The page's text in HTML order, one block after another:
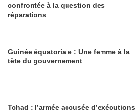
confrontée à la question des
réparations
Guinée équatoriale : Une femme à la
tête du gouvernement
Tchad : l’armée accusée d’exécutions